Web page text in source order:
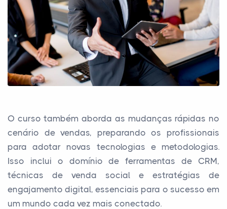
O curso também aborda as mudanças rápidas no
cenário de vendas, preparando os profissionais
para adotar novas tecnologias e metodologias.
Isso inclui o domínio de ferramentas de CRM,
técnicas de venda social e estratégias de
engajamento digital, essenciais para o sucesso em
um mundo cada vez mais conectado.